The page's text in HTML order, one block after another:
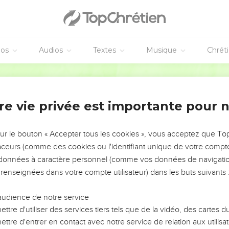
Audios Textes Musique
qui m'a fortifié, [c'est-à-dire], à Jésus-Christ notre
le Ministère ;
un blasphémateur, et un persécuteur, et un oppresseur,
a surabondé [en moi], avec la foi, et avec l'amour qui
et digne d'être entièrement reçue, que Jésus-Christ est
je suis le premier.
afin que Jésus-Christ montrât en moi le premier toute sa
à croire en lui pour la vie éternelle.
immortel, invisible, à Dieu seul sage soit honneur et gloire aux
recommande ce commandement, que conformément aux
selon elles, du devoir de combattre en cette bonne
vie privée est importante pour
le bouton « Accepter tous les cookies », vous acceptez que
(comme des cookies ou l'identifiant unique de votre
à caractère personnel (comme vos données de
dans votre compte utilisateur) dans les buts suivants :
de notre service
d'utiliser des services tiers tels que de la vidéo, des cartes
d'entrer en contact avec notre service de relation aux